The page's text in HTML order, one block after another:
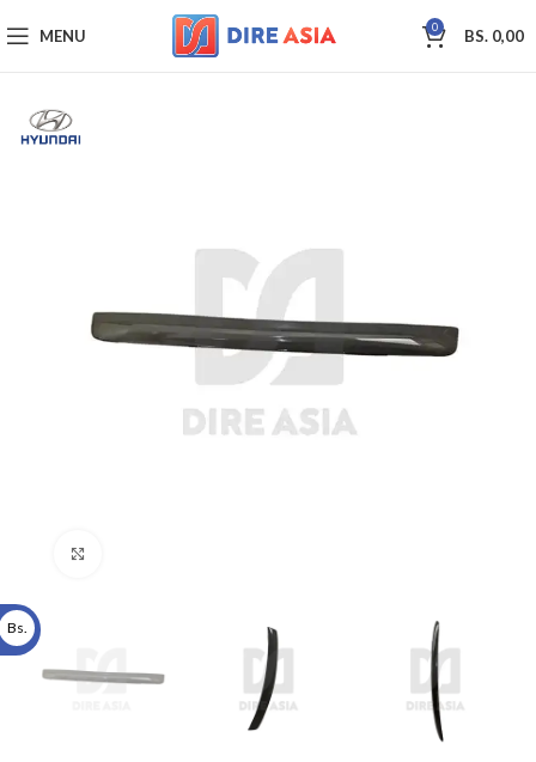
MENU 0 BS. 0,00
Bs.